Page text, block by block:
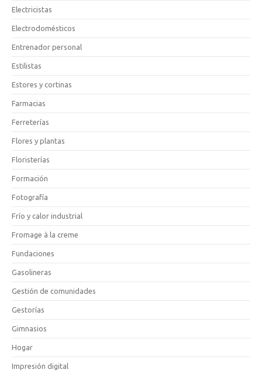
Electricistas
Electrodomésticos
Entrenador personal
Estilistas
Estores y cortinas
Farmacias
Ferreterías
Flores y plantas
Floristerías
Formación
Fotografía
Frío y calor industrial
Fromage à la creme
Fundaciones
Gasolineras
Gestión de comunidades
Gestorías
Gimnasios
Hogar
Impresión digital